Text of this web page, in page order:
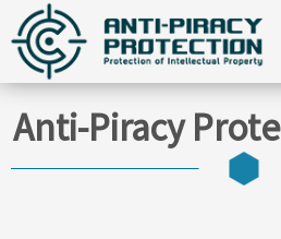
Anti-Piracy